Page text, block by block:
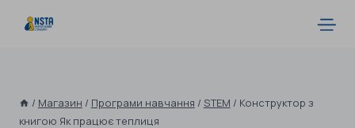
/ Магазин / Програми навчання / STEM / Конструктор з
книгою Як працює теплиця